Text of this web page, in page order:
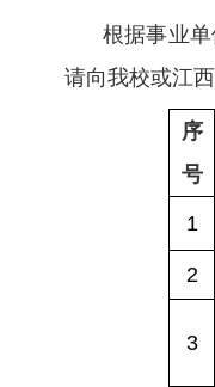
根据事业
请向我校或江
序
号
1
2
3